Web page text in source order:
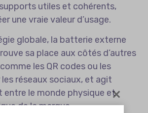
utiles et cohérents,
une vraie valeur d’usage.
globale, la batterie externe
sa place aux côtés d’autres
les QR codes ou les
réseaux sociaux, et agit
entre le monde physique et
de la marque.